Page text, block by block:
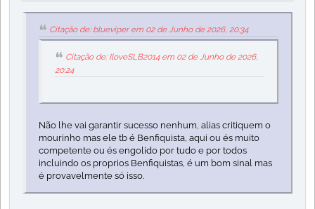
Citação de: blueviper em 02 de Junho de 2026, 20:34
Citação de: IloveSLB2014 em 02 de Junho de 2026,
20:24
Não lhe vai garantir sucesso nenhum, alias critiquem o
mourinho mas ele tb é Benfiquista, aqui ou és muito
competente ou és engolido por tudo e por todos
incluindo os proprios Benfiquistas, é um bom sinal mas
é provavelmente só isso.